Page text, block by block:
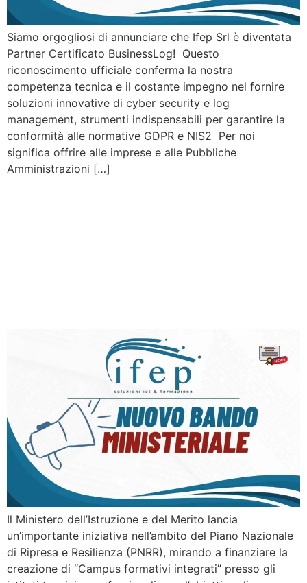
Siamo orgogliosi di annunciare che Ifep Srl è diventata
Partner Certificato BusinessLog! Questo
riconoscimento ufficiale conferma la nostra
competenza tecnica e il costante impegno nel fornire
soluzioni innovative di cyber security e log
management, strumenti indispensabili per garantire la
conformità alle normative GDPR e NIS2 Per noi
significa offrire alle imprese e alle Pubbliche
Amministrazioni […]
Il Ministero dell’Istruzione e del Merito lancia
un’importante iniziativa nell’ambito del Piano Nazionale
di Ripresa e Resilienza (PNRR), mirando a finanziare la
creazione di “Campus formativi integrati” presso gli